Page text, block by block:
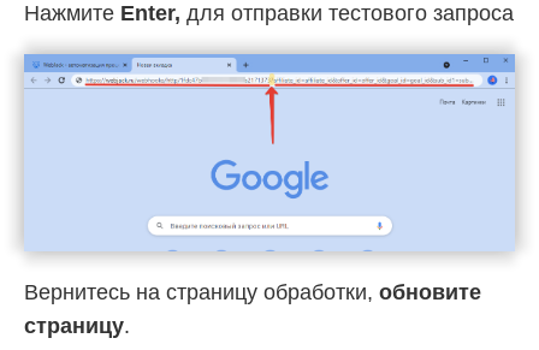
Нажмите Enter, для отправки тестового запроса
Вернитесь на страницу обработки, обновите
страницу.